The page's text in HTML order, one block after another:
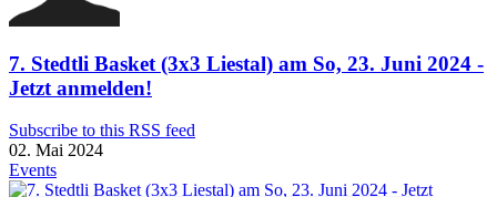
7. Stedtli Basket (3x3 Liestal) am So, 23. Juni 2024 -
Jetzt anmelden!
Subscribe to this RSS feed
02. Mai 2024
Events